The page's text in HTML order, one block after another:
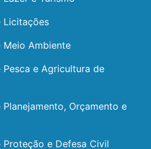
Licitações
Meio Ambiente
e Agricultura de
Orçamento e
e Defesa Civil